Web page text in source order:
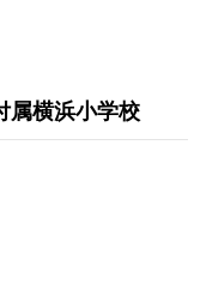
属横浜小学校